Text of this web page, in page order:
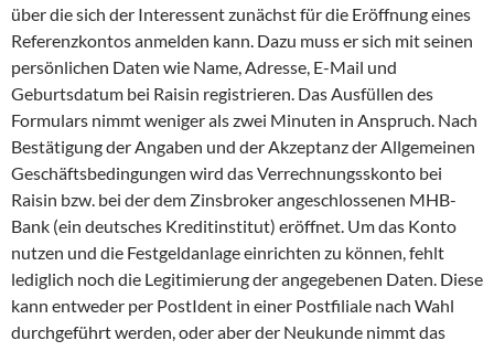
über die sich der Interessent zunächst für die Eröffnung eines
Referenzkontos anmelden kann. Dazu muss er sich mit seinen
persönlichen Daten wie Name, Adresse, E-Mail und
Geburtsdatum bei Raisin registrieren. Das Ausfüllen des
Formulars nimmt weniger als zwei Minuten in Anspruch. Nach
Bestätigung der Angaben und der Akzeptanz der Allgemeinen
Geschäftsbedingungen wird das Verrechnungsskonto bei
Raisin bzw. bei der dem Zinsbroker angeschlossenen MHB-
Bank (ein deutsches Kreditinstitut) eröffnet. Um das Konto
nutzen und die Festgeldanlage einrichten zu können, fehlt
lediglich noch die Legitimierung der angegebenen Daten. Diese
kann entweder per PostIdent in einer Postfiliale nach Wahl
durchgeführt werden, oder aber der Neukunde nimmt das